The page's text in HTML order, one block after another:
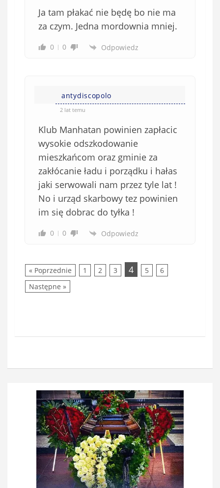
Ja tam płakać nie będę bo nie ma
za czym. Jedna mordownia mniej.
0 0 Odpowiedz
antydiscopolo
2 lat temu
Klub Manhatan powinien zapłacic
wysokie odszkodowanie
mieszkańcom oraz gminie za
zakłócanie ładu i porządku i hałas
jaki serwowali nam przez tyle lat !
No i urząd skarbowy tez powinien
im się dobrac do tyłka !
0 0 Odpowiedz
« Poprzednie 1 2 3 4 5
6
Następne »